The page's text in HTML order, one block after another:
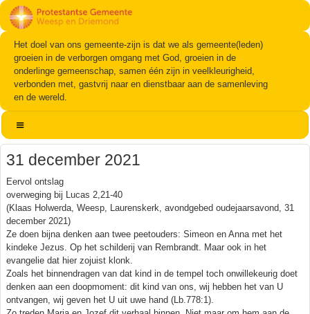
Het doel van ons gemeente-zijn is dat we als gemeente(leden)
groeien in de verborgen omgang met God, groeien in de
onderlinge gemeenschap, samen één zijn in veelkleurigheid,
verbonden met, gastvrij naar en dienstbaar aan de samenleving
en de wereld.
31 december 2021
Eervol ontslag
overweging bij Lucas 2,21-40
(Klaas Holwerda, Weesp, Laurenskerk, avondgebed oudejaarsavond, 31
december 2021)
Ze doen bijna denken aan twee peetouders: Simeon en Anna met het
kindeke Jezus. Op het schilderij van Rembrandt. Maar ook in het
evangelie dat hier zojuist klonk.
Zoals het binnendragen van dat kind in de tempel toch onwillekeurig doet
denken aan een doopmoment: dit kind van ons, wij hebben het van U
ontvangen, wij geven het U uit uwe hand (Lb.778:1).